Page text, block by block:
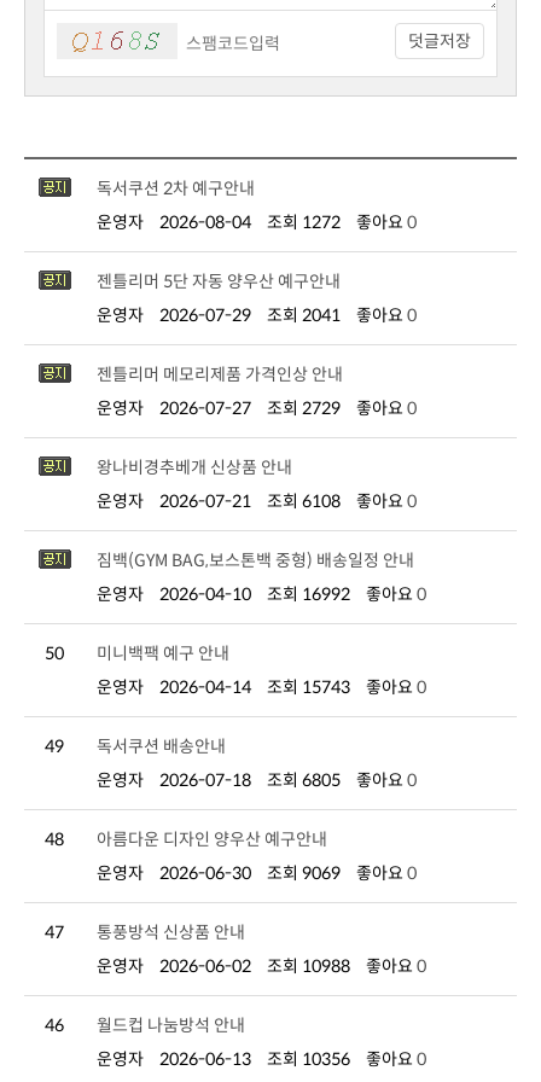
덧글저장
독서쿠션 2차 예구안내
운영자
2026-08-04 조회 1272 좋아요 0
젠틀리머 5단 자동 양우산 예구안내
운영자
2026-07-29 조회 2041 좋아요 0
젠틀리머 메모리제품 가격인상 안내
운영자
2026-07-27 조회 2729 좋아요 0
왕나비경추베개 신상품 안내
운영자
2026-07-21 조회 6108 좋아요 0
짐백(GYM BAG,보스톤백 중형) 배송일정 안내
운영자
2026-04-10 조회 16992 좋아요 0
50
미니백팩 예구 안내
운영자
2026-04-14 조회 15743 좋아요 0
49
독서쿠션 배송안내
운영자
2026-07-18 조회 6805 좋아요 0
48
아름다운 디자인 양우산 예구안내
운영자
2026-06-30 조회 9069 좋아요 0
47
통풍방석 신상품 안내
운영자
2026-06-02 조회 10988 좋아요 0
46
월드컵 나눔방석 안내
운영자
2026-06-13 조회 10356 좋아요 0